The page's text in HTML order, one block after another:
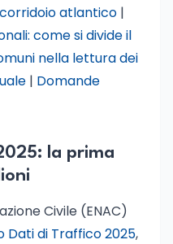
atlantico |
come si divide il
nella lettura dei
| Domande
la prima
Civile (ENAC)
Dati di Traffico 2025,